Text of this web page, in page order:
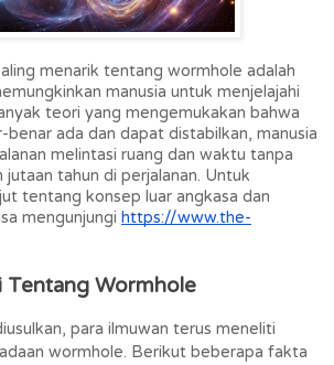
menarik tentang wormhole adalah
manusia untuk menjelajahi
teori yang mengemukakan bahwa
ada dan dapat distabilkan, manusia
melintasi ruang dan waktu tanpa
jutaan tahun di perjalanan. Untuk
tentang konsep luar angkasa dan
mengunjungi https://www.the-
Tentang Wormhole
para ilmuwan terus meneliti
wormhole. Berikut beberapa fakta